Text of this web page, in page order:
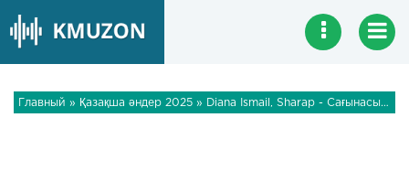
Главный » Қазақша әндер 2025 » Diana Ismail, Sharap - Сағынасың ба? (OST Жусан иісі)